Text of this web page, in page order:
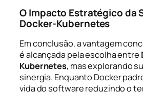
O Impacto Estratégico da
Docker-Kubernetes
Em conclusão, a vantagem
é alcançada pela escolha entre
Kubernetes, mas explorando
sinergia. Enquanto Docker
vida do software reduzindo o